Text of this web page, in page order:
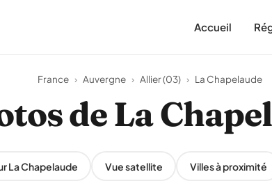
Accueil
France › Auvergne › Allier (03) › La Chapelaude
de La
La Chapelaude Vue satellite Villes à proximité